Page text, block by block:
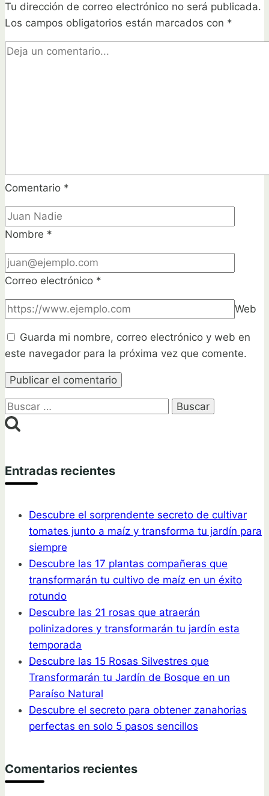
cómo
plantar
semillas
Tu dirección de correo electrónico no será publicada.
Los campos obligatorios están marcados con *
Comentario *
Nombre *
Correo electrónico *
Web
Guarda mi nombre, correo electrónico y web en
este navegador para la próxima vez que comente.
Buscar:
Entradas recientes
Descubre el sorprendente secreto de cultivar
tomates junto a maíz y transforma tu jardín para
siempre
Descubre las 17 plantas compañeras que
transformarán tu cultivo de maíz en un éxito
rotundo
Descubre las 21 rosas que atraerán
polinizadores y transformarán tu jardín esta
temporada
Descubre las 15 Rosas Silvestres que
Transformarán tu Jardín de Bosque en un
Paraíso Natural
Descubre el secreto para obtener zanahorias
perfectas en solo 5 pasos sencillos
Comentarios recientes